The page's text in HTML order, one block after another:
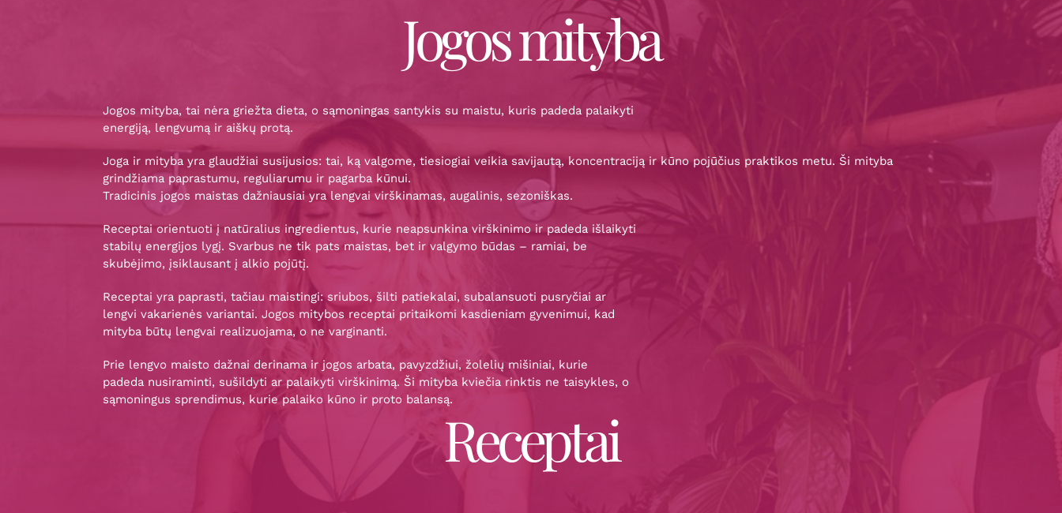
Jogos mityba
Jogos mityba, tai nėra griežta dieta, o sąmoningas santykis su maistu, kuris padeda palaikyti
energiją, lengvumą ir aiškų protą.
Joga ir mityba yra glaudžiai susijusios: tai, ką valgome, tiesiogiai veikia savijautą, koncentraciją ir kūno pojūčius praktikos metu. Ši mityba
grindžiama paprastumu, reguliarumu ir pagarba kūnui.
Tradicinis jogos maistas dažniausiai yra lengvai virškinamas, augalinis, sezoniškas.
Receptai orientuoti į natūralius ingredientus, kurie neapsunkina virškinimo ir padeda išlaikyti
stabilų energijos lygį. Svarbus ne tik pats maistas, bet ir valgymo būdas – ramiai, be
skubėjimo, įsiklausant į alkio pojūtį.
Receptai yra paprasti, tačiau maistingi: sriubos, šilti patiekalai, subalansuoti pusryčiai ar
lengvi vakarienės variantai. Jogos mitybos receptai pritaikomi kasdieniam gyvenimui, kad
mityba būtų lengvai realizuojama, o ne varginanti.
Prie lengvo maisto dažnai derinama ir jogos arbata, pavyzdžiui, žolelių mišiniai, kurie
padeda nusiraminti, sušildyti ar palaikyti virškinimą. Ši mityba kviečia rinktis ne taisykles, o
sąmoningus sprendimus, kurie palaiko kūno ir proto balansą.
Receptai